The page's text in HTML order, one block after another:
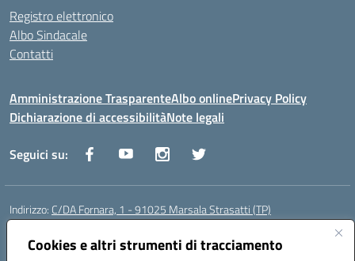
Cookies e altri strumenti di tracciamento
Registro elettronico
Albo Sindacale
Contatti
Amministrazione TrasparenteAlbo onlinePrivacy Policy
Dichiarazione di accessibilitàNote legali
Seguici su:
Indirizzo: C/DA Fornara, 1 - 91025 Marsala Strasatti (TP)
Centralino:
Posta elettronica certificata (PEC):tpic81600v@pec.istruzione.it